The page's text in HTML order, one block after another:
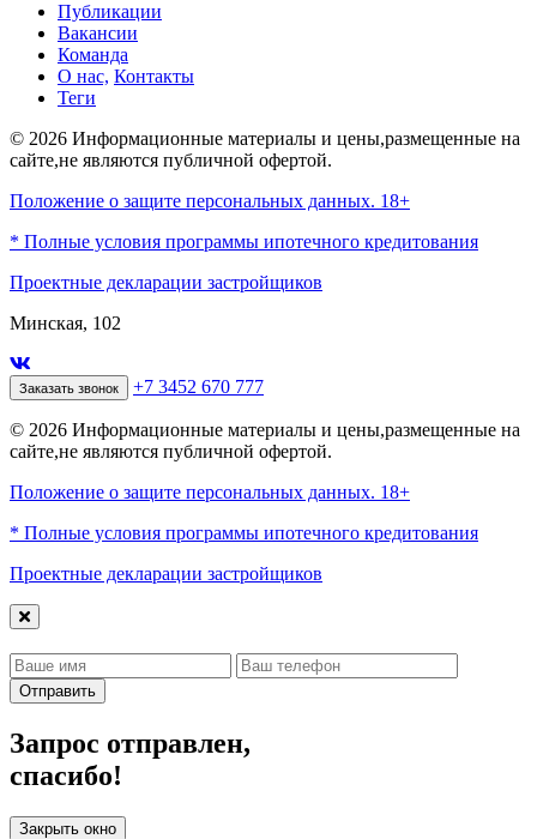
Публикации
Вакансии
Команда
О нас, Контакты
Теги
© 2026 Информационные материалы и цены,размещенные на
сайте,не являются публичной офертой.
Положение о защите персональных данных. 18+
* Полные условия программы ипотечного кредитования
Проектные декларации застройщиков
Минская, 102
Заказать звонок +7 3452 670 777
© 2026 Информационные материалы и цены,размещенные на
сайте,не являются публичной офертой.
Положение о защите персональных данных. 18+
* Полные условия программы ипотечного кредитования
Проектные декларации застройщиков
Отправить
Запрос отправлен,
спасибо!
Закрыть окно